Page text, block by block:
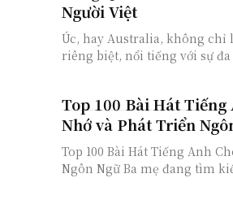
Người Việt
Úc, hay Australia, không chỉ
riêng biệt, nổi tiếng với sự đa
Top 100 Bài Hát Tiếng
Nhớ và Phát Triển
Top 100 Bài Hát Tiếng Anh
Ngôn Ngữ Ba mẹ đang tìm